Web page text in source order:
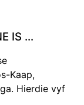
IS …
Kaap,
Hierdie vyf